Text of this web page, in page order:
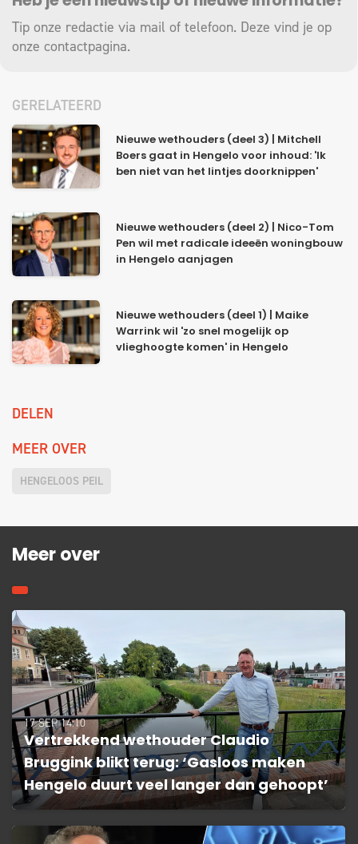
Tip onze redactie via mail of telefoon. Deze vind je op
onze contactpagina.
GERELATEERD
Nieuwe wethouders (deel 3) | Mitchell
Boers gaat in Hengelo voor inhoud: 'Ik
ben niet van het lintjes doorknippen'
Nieuwe wethouders (deel 2) | Nico-Tom
Pen wil met radicale ideeën woningbouw
in Hengelo aanjagen
Nieuwe wethouders (deel 1) | Maike
Warrink wil 'zo snel mogelijk op
vlieghoogte komen' in Hengelo
DELEN
MEER OVER
HENGELOOS PEIL
Meer over
17 SEP 14:10
Vertrekkend wethouder Claudio
Bruggink blikt terug: ‘Gasloos maken
Hengelo duurt veel langer dan gehoopt’